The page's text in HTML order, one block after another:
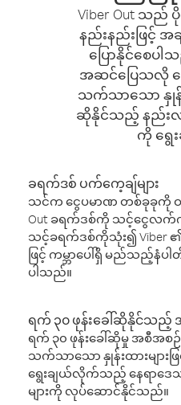
Viber Out သ
နည်းနည်းဖြင့် အခ
ပြောနိုင်စေပ
အဆင်ပြေသလို ပ
သက်သာသော နှုန်း
ဆိုနိုင်သည့် နည်းလ
ကို ရွေး
ခရက်ဒစ် ပက်ကေ့ချ်များ
သင်က ငွေပမာဏ တစ်ခုခုကို
Out ခရက်ဒစ်ကို သင့်ငွေလ
သင့်ခရက်ဒစ်ကိုသုံး၍ Viber ၏
ဖြင့် ကမ္ဘာပေါ်ရှိ မည်သည့်နံပ
ပါသည်။
ရက် ၃၀ ဖုန်းခေါ်ဆိုနိုင်သည့်
ရက် ၃၀ ဖုန်းခေါ်ဆိုမှု အစီအစ
သက်သာသော နှုန်းထားများ
ရွေးချယ်လိုက်သည့် နေရာဒေ
များကို လုပ်ဆောင်နိုင်သည်။